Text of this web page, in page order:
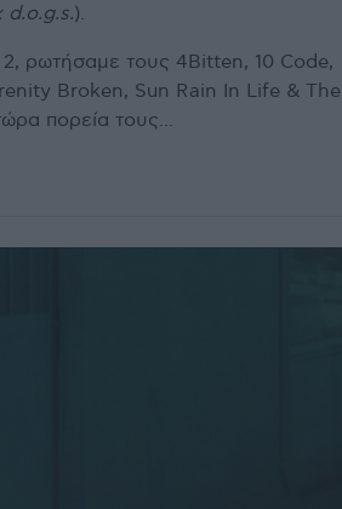
d.o.g.s.).
ρωτήσαμε τους 4Bitten, 10 Code,
Broken, Sun Rain In Life & The
πορεία τους...